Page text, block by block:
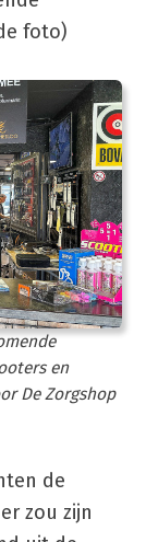
foto)
en
De Zorgshop
de
zou zijn